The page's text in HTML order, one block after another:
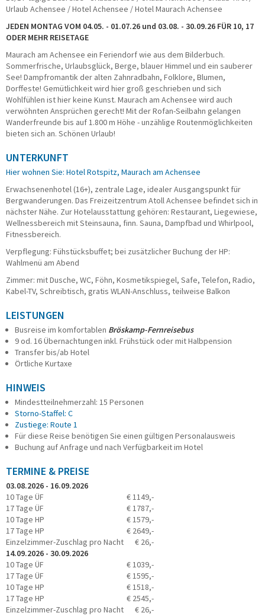
Taxi/PKW
Impressionen
Büroteam
Busfahrerinnen und Busfahrer
Geschäftsführung
Werkstatt
Reisesicherheit
Katalogbestellung
Gutscheinbestellung
Fundsachen
Urlaub Achensee / Hotel Achensee / Hotel Maurach Achensee
JEDEN MONTAG VOM 04.05. - 01.07.26 und 03.08. - 30.09.26 FÜR 10, 17
ODER MEHR REISETAGE
Maurach am Achensee ein Feriendorf wie aus dem Bilderbuch.
Sommerfrische, Urlaubsglück, Berge, blauer Himmel und ein sauberer
See! Dampfromantik der alten Zahnradbahn, Folklore, Blumen,
Dorffeste! Gemütlichkeit wird hier groß geschrieben und sich
Wohlfühlen ist hier keine Kunst. Maurach am Achensee wird auch
verwöhnten Ansprüchen gerecht! Mit der Rofan-Seilbahn gelangen
Wanderfreunde bis auf 1.800 m Höhe - unzählige Routenmöglichkeiten
bieten sich an. Schönen Urlaub!
UNTERKUNFT
Hier wohnen Sie: Hotel Rotspitz, Maurach am Achensee
Erwachsenenhotel (16+), zentrale Lage, idealer Ausgangspunkt für
Bergwanderungen. Das Freizeitzentrum Atoll Achensee befindet sich in
nächster Nähe. Zur Hotelausstattung gehören: Restaurant, Liegewiese,
Wellnessbereich mit Steinsauna, finn. Sauna, Dampfbad und Whirlpool,
Fitnessbereich.
Verpflegung: Fühstücksbuffet; bei zusätzlicher Buchung der HP:
Wahlmenü am Abend
Zimmer: mit Dusche, WC, Föhn, Kosmetikspiegel, Safe, Telefon, Radio,
Kabel-TV, Schreibtisch, gratis WLAN-Anschluss, teilweise Balkon
LEISTUNGEN
Busreise im komfortablen Bröskamp-Fernreisebus
9 od. 16 Übernachtungen inkl. Frühstück oder mit Halbpension
Transfer bis/ab Hotel
Örtliche Kurtaxe
HINWEIS
Mindestteilnehmerzahl: 15 Personen
Storno-Staffel: C
Zustiege: Route 1
Für diese Reise benötigen Sie einen gültigen Personalausweis
Buchung auf Anfrage und nach Verfügbarkeit im Hotel
TERMINE & PREISE
03.08.2026 - 16.09.2026
10 Tage ÜF
€ 1149,-
17 Tage ÜF
€ 1787,-
10 Tage HP
€ 1579,-
17 Tage HP
€ 2649,-
Einzelzimmer-Zuschlag pro Nacht
€ 26,-
14.09.2026 - 30.09.2026
10 Tage ÜF
€ 1039,-
17 Tage ÜF
€ 1595,-
10 Tage HP
€ 1518,-
17 Tage HP
€ 2545,-
Einzelzimmer-Zuschlag pro Nacht
€ 26,-